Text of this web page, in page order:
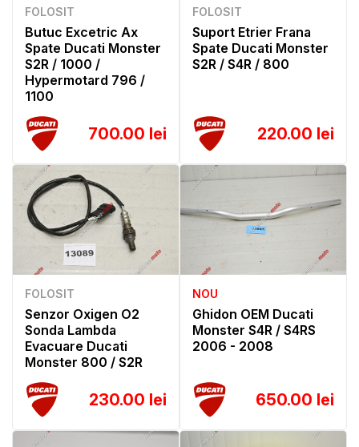
FOLOSIT
Butuc Excetric Ax
Spate Ducati Monster
S2R / 1000 /
Hypermotard 796 /
1100
700.00 lei
FOLOSIT
Suport Etrier Frana
Spate Ducati Monster
S2R / S4R / 800
220.00 lei
FOLOSIT
Senzor Oxigen O2
Sonda Lambda
Evacuare Ducati
Monster 800 / S2R
230.00 lei
NOU
Ghidon OEM Ducati
Monster S4R / S4RS
2006 - 2008
650.00 lei